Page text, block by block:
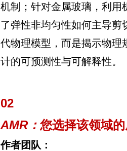
机制；针对金属玻璃，利用
了弹性非均匀性如何主导
代物理模型，而是揭示物理
计的可预测性与可解释性。
02
AMR： 您选择该领域的
作者团队：